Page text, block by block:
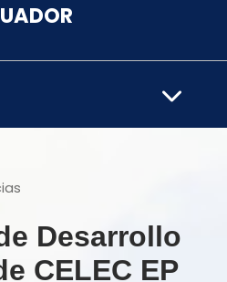
Desarrollo
CELEC EP